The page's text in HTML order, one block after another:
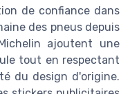
de confiance dans
des pneus depuis
ajoutent une
tout en respectant
du design d'origine.